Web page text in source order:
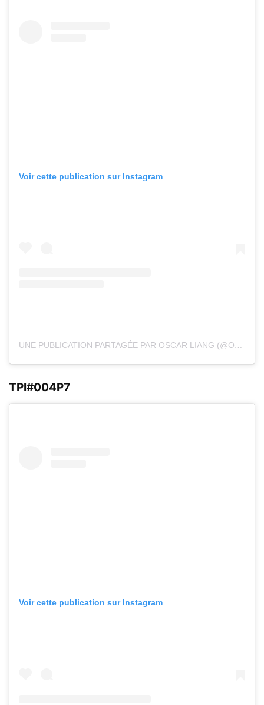
Voir cette publication sur Instagram
UNE PUBLICATION PARTAGÉE PAR OSCAR LIANG (@OSCAR_LIANG_FPV)
TPI#004P7
Voir cette publication sur Instagram